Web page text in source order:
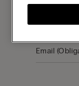
Inscrivez-